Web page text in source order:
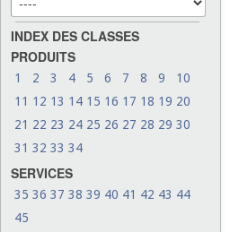
INDEX DES CLASSES
PRODUITS
1 2 3 4 5 6 7 8 9
10
11 12 13 14 15 16 17 18 19 20
21 22 23 24 25 26 27 28 29 30
31 32 33 34
SERVICES
35 36 37 38 39 40 41 42 43 44
45